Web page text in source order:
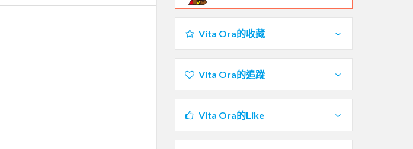
Vita Ora的收藏
Vita Ora的追蹤
Vita Ora的Like